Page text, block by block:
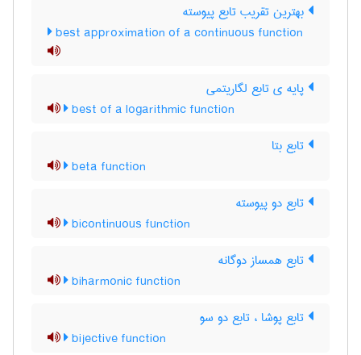
بهترین تقریب تابع پیوسته
best approximation of a continuous function
پایه ی تابع لگاریتمی
best of a logarithmic function
تابع بتا
beta function
تابع دو پیوسته
bicontinuous function
تابع همساز دوگانه
biharmonic function
تابع پوشا ، تابع دو سو
bijective function